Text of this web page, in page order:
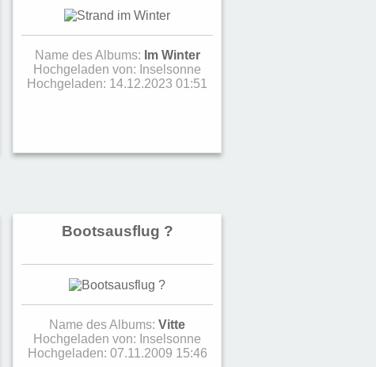
Name des Albums: Im Winter
Hochgeladen von: Inselsonne
Hochgeladen: 14.12.2023 01:51
Bootsausflug ?
Name des Albums: Vitte
Hochgeladen von: Inselsonne
Hochgeladen: 07.11.2009 15:46